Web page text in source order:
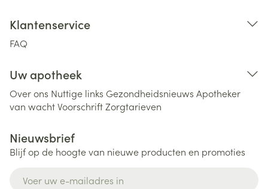
Klantenservice
FAQ
Uw apotheek
Over ons Nuttige links Gezondheidsnieuws Apotheker
van wachtVoorschriftZorgtarieven
Nieuwsbrief
Blijf op de hoogte van nieuwe producten en promoties